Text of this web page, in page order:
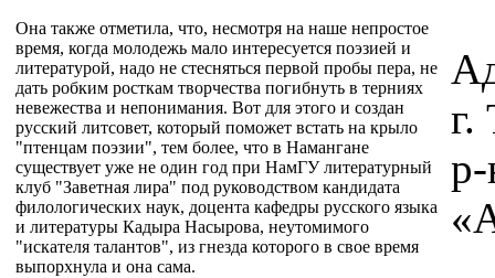
Она также отметила, что, несмотря на наше непростое
время, когда молодежь мало интересуется поэзией и
литературой, надо не стесняться первой пробы пера, не
дать робким росткам творчества погибнуть в терниях
невежества и непонимания. Вот для этого и создан
русский литсовет, который поможет встать на крыло
"птенцам поэзии", тем более, что в Намангане
существует уже не один год при НамГУ литературный
клуб "Заветная лира" под руководством кандидата
филологических наук, доцента кафедры русского языка
и литературы Кадыра Насырова, неутомимого
"искателя талантов", из гнезда которого в свое время
выпорхнула и она сама.